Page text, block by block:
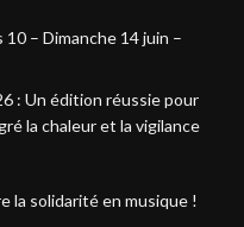
– Dimanche 14 juin –
: Un édition réussie pour
la chaleur et la vigilance
la solidarité en musique !